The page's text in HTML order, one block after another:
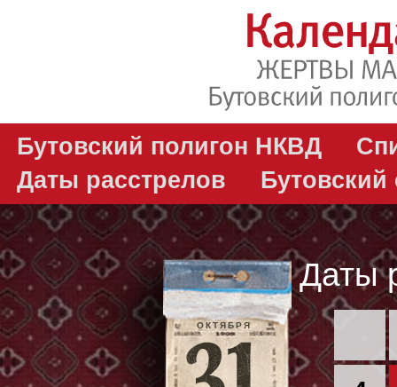
Бутовский полигон НКВД
Даты расстрелов
Бутовский
ОКТЯБРЯ
Даты